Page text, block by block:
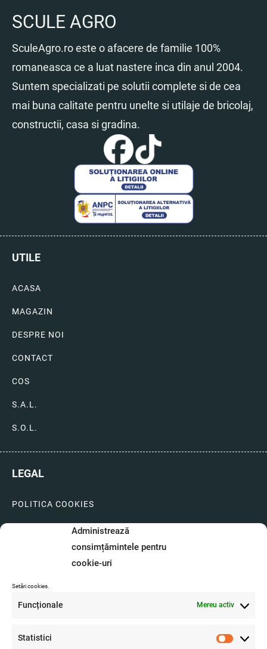
Administrează
consimțămintele pentru
cookie-uri
Setări cookies.
Funcționale Mereu activ
Statistici Statistici
SCULE AGRO
SculeAgro.ro este o afacere de familie 100%
romaneasca ce a luat nastere inca din anul 2004.
Suntem specializati pe solutii complete si de cea
mai buna calitate pentru unelte si utilaje de bricolaj,
constructii, casa si gradina.
UTILE
ACASA
MAGAZIN
DESPRE NOI
CONTACT
COS
S.A.L.
S.O.L.
LEGAL
POLITICA COOKIES
LIVRARI SI PLATI
GARANTIE SI SERVICE
A.N.P.C.